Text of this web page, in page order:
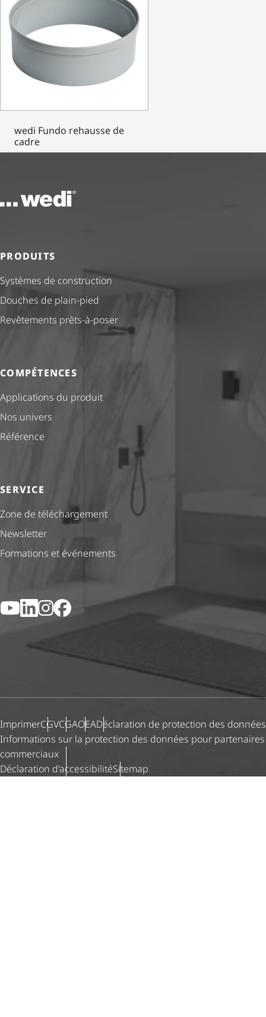
wedi Fundo rehausse de
cadre
Vers la page d'accueil
PRODUITS
Systèmes de construction
Douches de plain-pied
Revêtements prêts-à-poser
COMPÉTENCES
Applications du produit
Nos univers
Référence
SERVICE
Zone de téléchargement
Newsletter
Formations et événements
YouTubeLinkedIn
Instagram
Facebook
ImprimerCGVCGAOEADéclaration de protection des données
Informations sur la protection des données pour partenaires
commerciaux
Déclaration d'ac­ces­si­bi­litéSitemap